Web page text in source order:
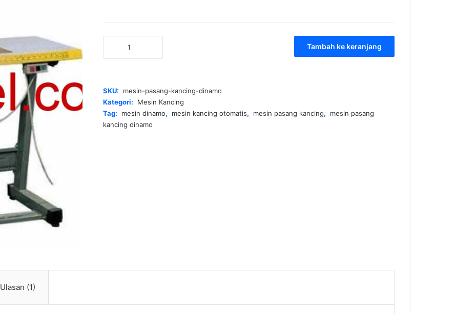
Kancing
Tambah ke keranjang
SKU:
mesin-pasang-kancing-dinamo
Kategori:
Mesin Kancing
Tag:
mesin dinamo, mesin kancing otomatis, mesin pasang kancing,
mesin pasang
kancing dinamo
Ulasan (1)